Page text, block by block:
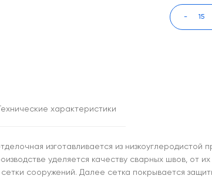
-
Технические характеристики
изготавливается из
уделяется качеству сварных швов, от
сетки сооружений. Далее сетка покрывается